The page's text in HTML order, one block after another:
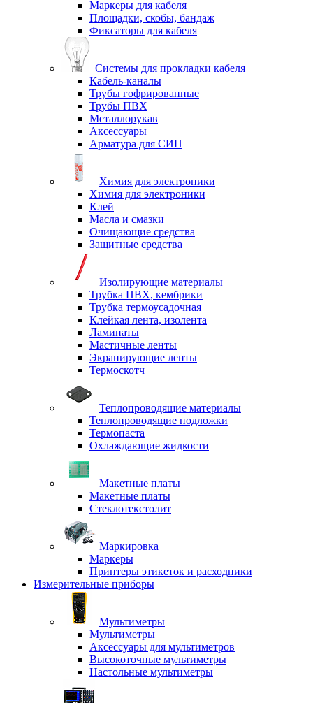
Маркеры для кабеля
Площадки, скобы, бандаж
Фиксаторы для кабеля
Системы для прокладки кабеля
Кабель-каналы
Трубы гофрированные
Трубы ПВХ
Металлорукав
Аксессуары
Арматура для СИП
Химия для электроники
Химия для электроники
Клей
Масла и смазки
Очищающие средства
Защитные средства
Изолирующие материалы
Трубка ПВХ, кембрики
Трубка термоусадочная
Клейкая лента, изолента
Ламинаты
Мастичные ленты
Экранирующие ленты
Термоскотч
Теплопроводящие материалы
Теплопроводящие подложки
Термопаста
Охлаждающие жидкости
Макетные платы
Макетные платы
Стеклотекстолит
Маркировка
Маркеры
Принтеры этикеток и расходники
Измерительные приборы
Мультиметры
Мультиметры
Аксессуары для мультиметров
Высокоточные мультиметры
Настольные мультиметры